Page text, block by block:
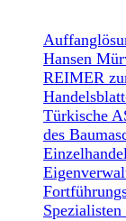
Hansen
REIMER
Türkische
des